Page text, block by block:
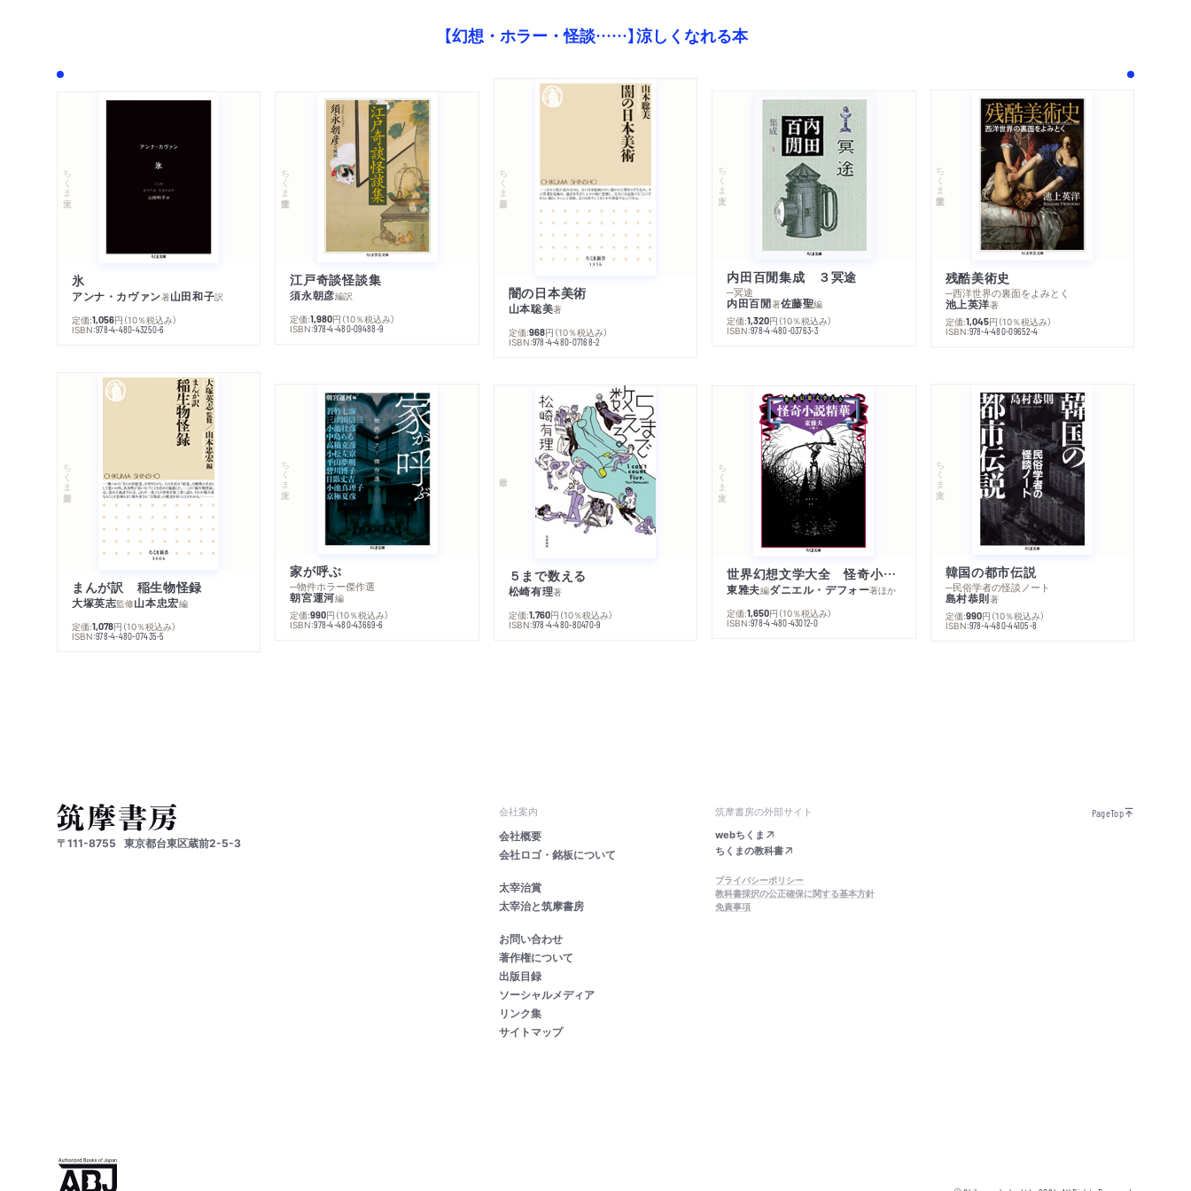
【幻想・ホラー・怪談……】涼しくなれる本
ちくま文庫
氷
アンナ・カヴァン著山田和子訳
定価:1,056円 （10％税込み）
ISBN:978-4-480-43250-6
ちくま学芸文庫
江戸奇談怪談集
須永朝彦編訳
定価:1,980円 （10％税込み）
ISBN:978-4-480-09488-9
ちくま新書
闇の日本美術
山本聡美著
定価:968円 （10％税込み）
ISBN:978-4-480-07168-2
ちくま文庫
内田百閒集成 ３冥途
─冥途
内田百閒著佐藤聖編
定価:1,320円 （10％税込み）
ISBN:978-4-480-03763-3
ちくま学芸文庫
残酷美術史
─西洋世界の裏面をよみとく
池上英洋著
定価:1,045円 （10％税込み）
ISBN:978-4-480-09652-4
ちくま新書
まんが訳 稲生物怪録
大塚英志監修山本忠宏編
定価:1,078円 （10％税込み）
ISBN:978-4-480-07435-5
ちくま文庫
家が呼ぶ
─物件ホラー傑作選
朝宮運河編
定価:990円 （10％税込み）
ISBN:978-4-480-43669-6
５まで数える
松崎有理著
定価:1,760円 （10％税込み）
ISBN:978-4-480-80470-9
ちくま文庫
世界幻想文学大全 怪奇小説精華
東雅夫編ダニエル・デフォー著ほか
定価:1,650円 （10％税込み）
ISBN:978-4-480-43012-0
ちくま文庫
韓国の都市伝説
─民俗学者の怪談ノート
島村恭則著
定価:990円 （10％税込み）
ISBN:978-4-480-44105-8
〒111-8755 東京都台東区蔵前2-5-3
会社案内
会社概要
会社ロゴ・銘板について
太宰治賞
太宰治と筑摩書房
お問い合わせ
著作権について
出版目録
ソーシャルメディア
リンク集
サイトマップ
筑摩書房の外部サイト
webちくま
ちくまの教科書
プライバシーポリシー
教科書採択の公正確保に関する基本方針
免責事項
PageTop